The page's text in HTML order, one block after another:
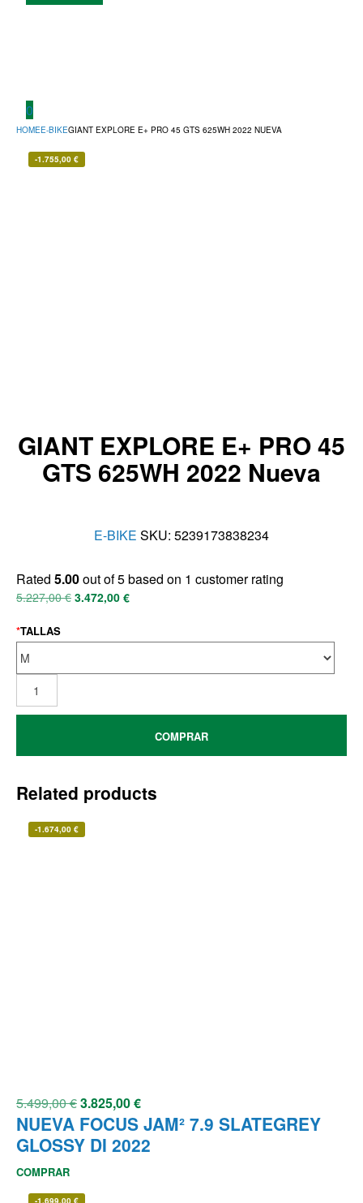
0
HOMEE-BIKEGIANT EXPLORE E+ PRO 45 GTS 625WH 2022 NUEVA
-1.755,00 €
GIANT EXPLORE E+ PRO 45
GTS 625WH 2022 Nueva
E-BIKE SKU: 5239173838234
Rated 5.00out of 5 based on 1 customer rating
5.227,00€ 3.472,00 €
*TALLAS
COMPRAR
Related products
-1.674,00 €
5.499,00€3.825,00€
NUEVA FOCUS JAM² 7.9 SLATEGREY
GLOSSY DI 2022
COMPRAR